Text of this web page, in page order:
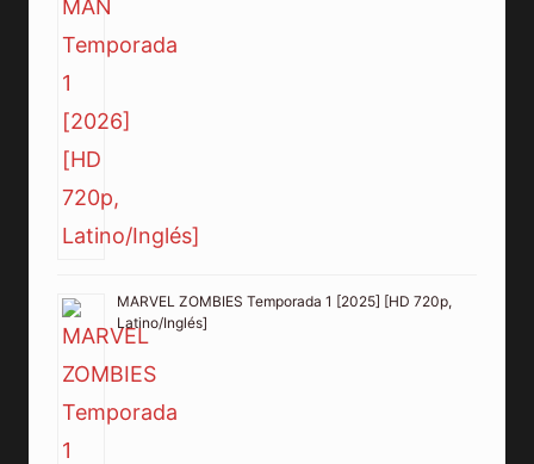
MARVEL ZOMBIES Temporada 1 [2025] [HD 720p,
Latino/Inglés]